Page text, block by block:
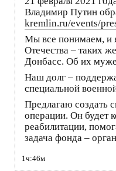
Владимир Путин
kremlin.ru/events/
Мы все понимаем, и
Отечества – таких
Донбасс. Об их
Наш долг –
специальной
Предлагаю создать
операции. Он будет
реабилитации,
задача фонда –
1ч:46м